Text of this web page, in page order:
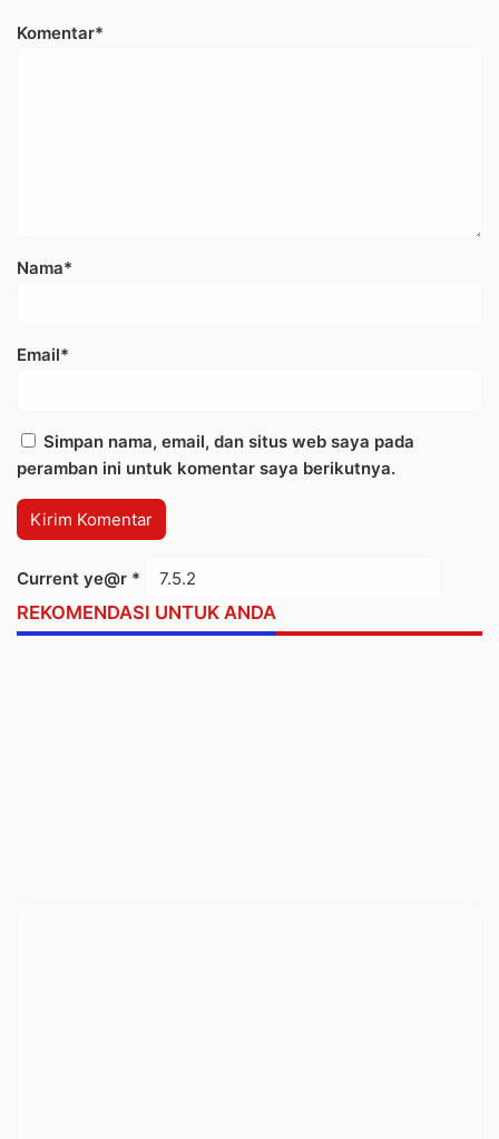
Komentar*
Nama*
Email*
Simpan nama, email, dan situs web saya pada
peramban ini untuk komentar saya berikutnya.
Current ye@r *
REKOMENDASI UNTUK ANDA